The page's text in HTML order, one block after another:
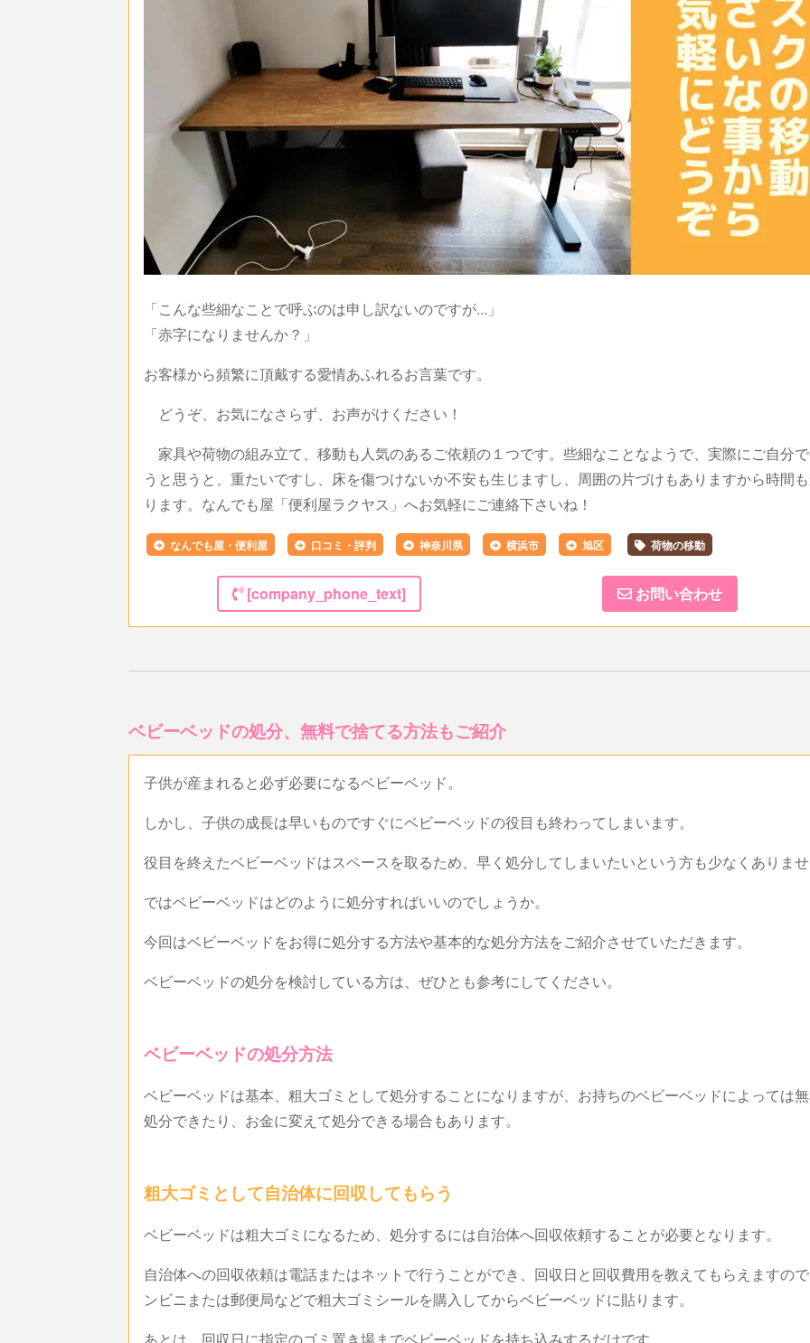
「こんな些細なことで呼ぶのは申し訳ないのですが...」
「赤字になりませんか？」
お客様から頻繁に頂戴する愛情あふれるお言葉です。
どうぞ、お気になさらず、お声がけください！
家具や荷物の組み立て、移動も人気のあるご依頼の１つです。些細なことなようで、実際にご自分
うと思うと、重たいですし、床を傷つけないか不安も生じますし、周囲の片づけもありますから時間
ります。なんでも屋「便利屋ラクヤス」へお気軽にご連絡下さいね！
なんでも屋・便利屋 口コミ・評判 神奈川県 横浜市 旭区 荷物の移動
[company_phone_text] お問い合わせ
ベビーベッドの処分、無料で捨てる方法もご紹介
子供が産まれると必ず必要になるベビーベッド。
しかし、子供の成長は早いものですぐにベビーベッドの役目も終わってしまいます。
役目を終えたベビーベッドはスペースを取るため、早く処分してしまいたいという方も少なくありま
ではベビーベッドはどのように処分すればいいのでしょうか。
今回はベビーベッドをお得に処分する方法や基本的な処分方法をご紹介させていただきます。
ベビーベッドの処分を検討している方は、ぜひとも参考にしてください。
ベビーベッドの処分方法
ベビーベッドは基本、粗大ゴミとして処分することになりますが、お持ちのベビーベッドによっては
処分できたり、お金に変えて処分できる場合もあります。
粗大ゴミとして自治体に回収してもらう
ベビーベッドは粗大ゴミになるため、処分するには自治体へ回収依頼することが必要となります。
自治体への回収依頼は電話またはネットで行うことができ、回収日と回収費用を教えてもらえますの
ンビニまたは郵便局などで粗大ゴミシールを購入してからベビーベッドに貼ります。
あとは、回収日に指定のゴミ置き場までベビーベッドを持ち込みするだけです。